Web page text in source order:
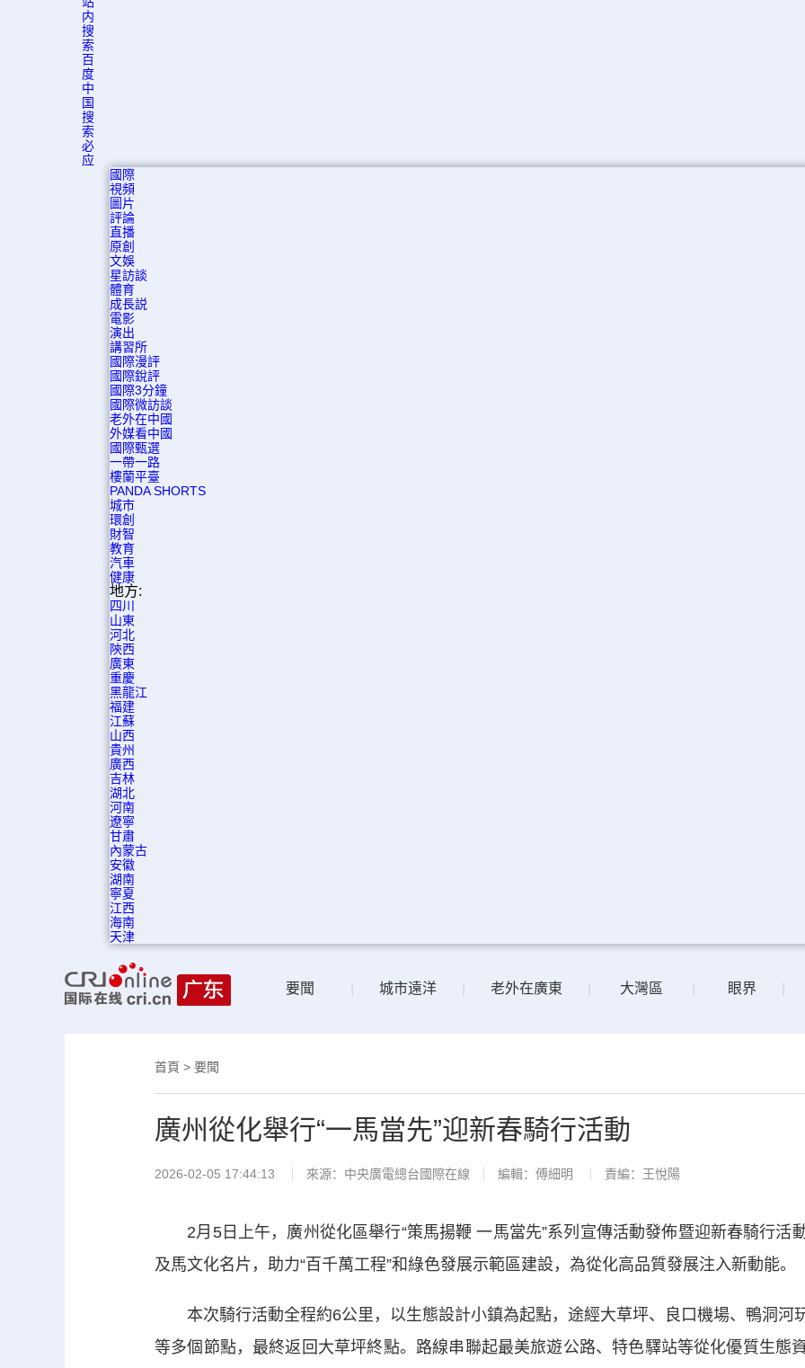
内
搜
索
百
度
中
国
搜
索
必
应
國際
視頻
圖片
評論
直播
原創
文娛
星訪談
體育
成長説
電影
演出
講習所
國際漫評
國際銳評
國際3分鐘
國際微訪談
老外在中國
外媒看中國
國際甄選
一帶一路
樓蘭平臺
PANDA SHORTS
城市
環創
財智
教育
汽車
健康
地方:
四川
山東
河北
陝西
廣東
重慶
黑龍江
福建
江蘇
山西
貴州
廣西
吉林
湖北
河南
遼寧
甘肅
內蒙古
安徽
湖南
寧夏
江西
海南
天津
要聞 城市遠洋 老外在廣東 大灣區 眼界
首頁 > 要聞
廣州從化舉行“一馬當先”迎新春騎行活動
2026-02-05 17:44:13 來源：中央廣電總台國際在線 編輯：傅細明 責編：王悅陽
2月5日上午，廣州從化區舉行“策馬揚鞭 一馬當先”系列宣傳活動發佈暨迎新春騎行活
及馬文化名片，助力“百千萬工程”和綠色發展示範區建設，為從化高品質發展注入新動能。
本次騎行活動全程約6公里，以生態設計小鎮為起點，途經大草坪、良口機場、鴨洞河
等多個節點，最終返回大草坪終點。路線串聯起最美旅遊公路、特色驛站等從化優質生態